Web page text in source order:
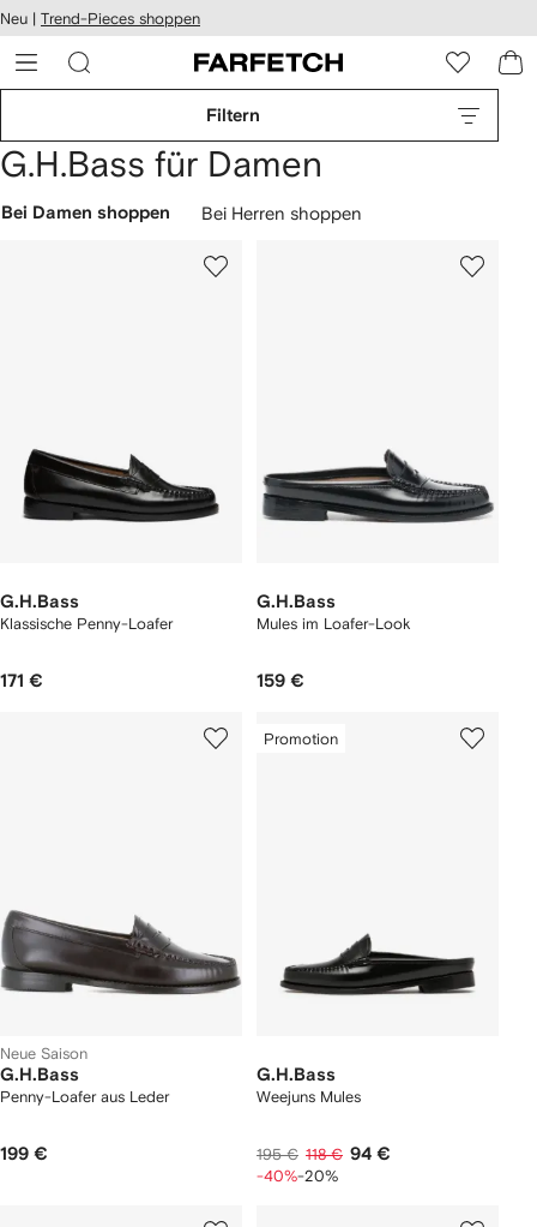
zum
Neu | Trend-Pieces shoppen
Filtern
G.H.Bass für Damen
Bei Damen shoppen Bei Herren shoppen
G.H.Bass
Klassische Penny-Loafer
171 €
G.H.Bass
Mules im Loafer-Look
159 €
Neue Saison
G.H.Bass
Penny-Loafer aus Leder
199 €
Promotion
G.H.Bass
Weejuns Mules
195 € 118 € 94 €
-40%-20%